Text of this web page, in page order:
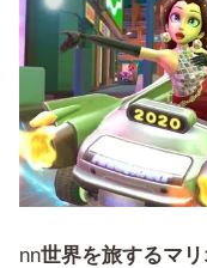
nn世界を旅するマリ